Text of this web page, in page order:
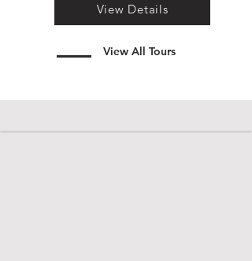
View Details
View All Tours